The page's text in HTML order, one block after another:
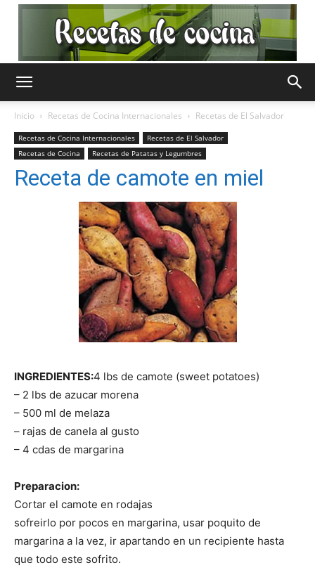
de
Cocina
Gratis
|
Online
Inicio Recetas de Cocina Internacionales Recetas de El Salvador
Recetas de Cocina Internacionales
Recetas de El Salvador
Recetas de Cocina
Recetas de Patatas y Legumbres
Receta de camote en miel
INGREDIENTES:4 lbs de camote (sweet potatoes)
– 2 lbs de azucar morena
– 500 ml de melaza
– rajas de canela al gusto
– 4 cdas de margarina
Preparacion:
Cortar el camote en rodajas
sofreirlo por pocos en margarina, usar poquito de
margarina a la vez, ir apartando en un recipiente hasta
que todo este sofrito.